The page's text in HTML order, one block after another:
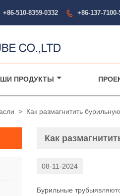
+86-510-8359-0332  +86-137-
ПРОДУКТЫ
> Как размагнитить
Как
08-11-2024
Бурильные трубы